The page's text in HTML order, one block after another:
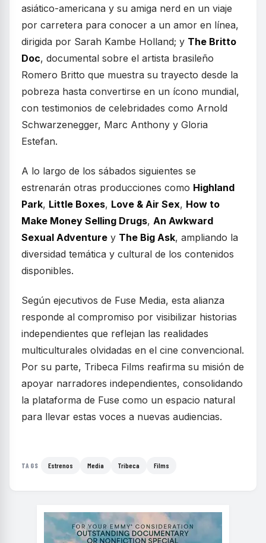
asiático-americana y su amiga nerd en un viaje
por carretera para conocer a un amor en línea,
dirigida por Sarah Kambe Holland; y The Britto
Doc, documental sobre el artista brasileño
Romero Britto que muestra su trayecto desde la
pobreza hasta convertirse en un ícono mundial,
con testimonios de celebridades como Arnold
Schwarzenegger, Marc Anthony y Gloria
Estefan.
A lo largo de los sábados siguientes se
estrenarán otras producciones como Highland
Park, Little Boxes, Love & Air Sex, How to
Make Money Selling Drugs, An Awkward
Sexual Adventure y The Big Ask, ampliando la
diversidad temática y cultural de los contenidos
disponibles.
Según ejecutivos de Fuse Media, esta alianza
responde al compromiso por visibilizar historias
independientes que reflejan las realidades
multiculturales olvidadas en el cine convencional.
Por su parte, Tribeca Films reafirma su misión de
apoyar narradores independientes, consolidando
la plataforma de Fuse como un espacio natural
para llevar estas voces a nuevas audiencias.
TAGS Estrenos Media Tribeca Films